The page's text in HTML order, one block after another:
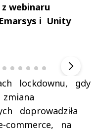
webinaru
i Unity
lockdownu, gdy
doprowadziła
na